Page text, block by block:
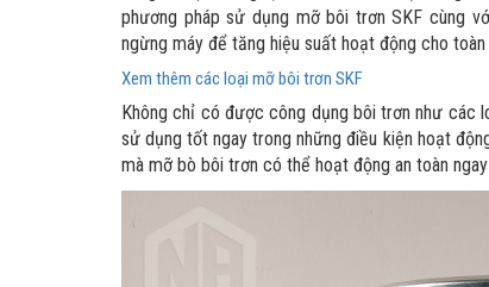
phương pháp sử dụng mỡ bôi trơn SKF cùng
ngừng máy để tăng hiệu suất hoạt động cho toàn
Xem thêm các loại mỡ bôi trơn SKF
Không chỉ có được công dụng bôi trơn như các
sử dụng tốt ngay trong những điều kiện hoạt
mà mỡ bò bôi trơn có thể hoạt động an toàn